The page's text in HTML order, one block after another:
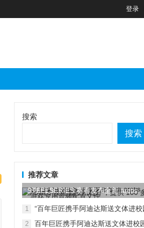
登录
搜索
搜索
推荐文章
STEELSERIES 赛睿发布全新 arctis
nova...
1
“百年巨匠携手阿迪达斯送文体进校
2
百年巨匠携手阿迪达斯送文体进校